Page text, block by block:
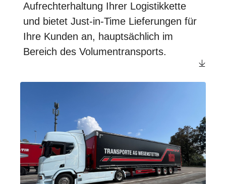
Aufrechterhaltung Ihrer Logistikkette
und bietet Just-in-Time Lieferungen für
Ihre Kunden an, hauptsächlich im
Bereich des Volumentransports.